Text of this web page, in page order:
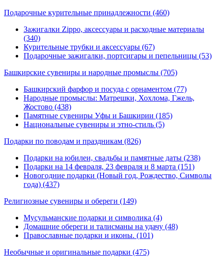
Подарочные курительные принадлежности (460)
Зажигалки Zippo, аксессуары и расходные материалы
(340)
Курительные трубки и аксессуары (67)
Подарочные зажигалки, портсигары и пепельницы (53)
Башкирские сувениры и народные промыслы (705)
Башкирский фарфор и посуда с орнаментом (77)
Народные промыслы: Матрешки, Хохлома, Гжель,
Жостово (438)
Памятные сувениры Уфы и Башкирии (185)
Национальные сувениры и этно-стиль (5)
Подарки по поводам и праздникам (826)
Подарки на юбилеи, свадьбы и памятные даты (238)
Подарки на 14 февраля, 23 февраля и 8 марта (151)
Новогодние подарки (Новый год, Рождество, Символы
года) (437)
Религиозные сувениры и обереги (149)
Мусульманские подарки и символика (4)
Домашние обереги и талисманы на удачу (48)
Православные подарки и иконы. (101)
Необычные и оригинальные подарки (475)